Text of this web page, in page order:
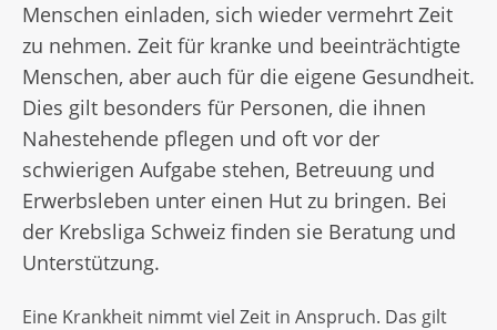
Menschen einladen, sich wieder vermehrt Zeit
zu nehmen. Zeit für kranke und beeinträchtigte
Menschen, aber auch für die eigene Gesundheit.
Dies gilt besonders für Personen, die ihnen
Nahestehende pflegen und oft vor der
schwierigen Aufgabe stehen, Betreuung und
Erwerbsleben unter einen Hut zu bringen. Bei
der Krebsliga Schweiz finden sie Beratung und
Unterstützung.
Eine Krankheit nimmt viel Zeit in Anspruch. Das gilt